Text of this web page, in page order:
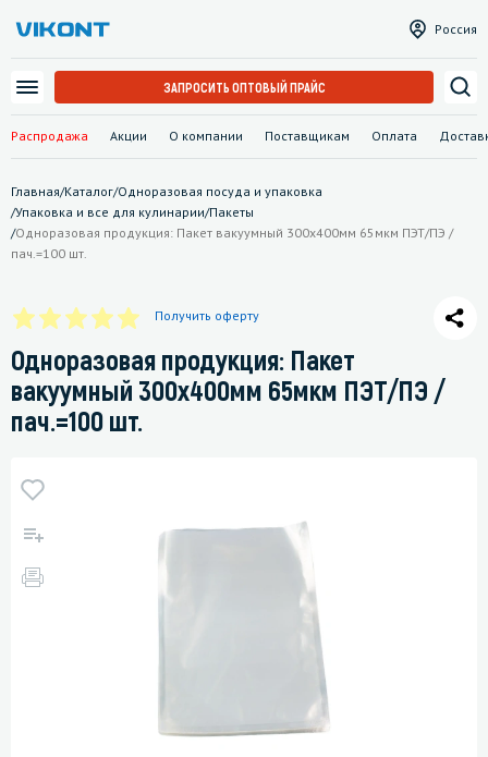
Распродажа Акции О компании Поставщикам Оплата
Россия
ЗАПРОСИТЬ ОПТОВЫЙ ПРАЙС
Главная/Каталог/Одноразовая посуда и упаковка
/Упаковка и все для кулинарии/Пакеты
/Одноразовая продукция: Пакет вакуумный 300х400мм 65мкм ПЭТ/ПЭ /
пач.=100 шт.
Получить оферту
Одноразовая продукция: Пакет
вакуумный 300х400мм 65мкм ПЭТ/ПЭ /
пач.=100 шт.